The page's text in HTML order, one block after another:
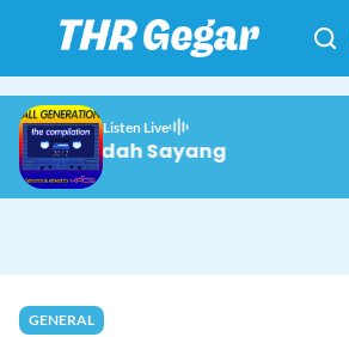
Listen Live
Kata Bermadah Sayang
GENERAL